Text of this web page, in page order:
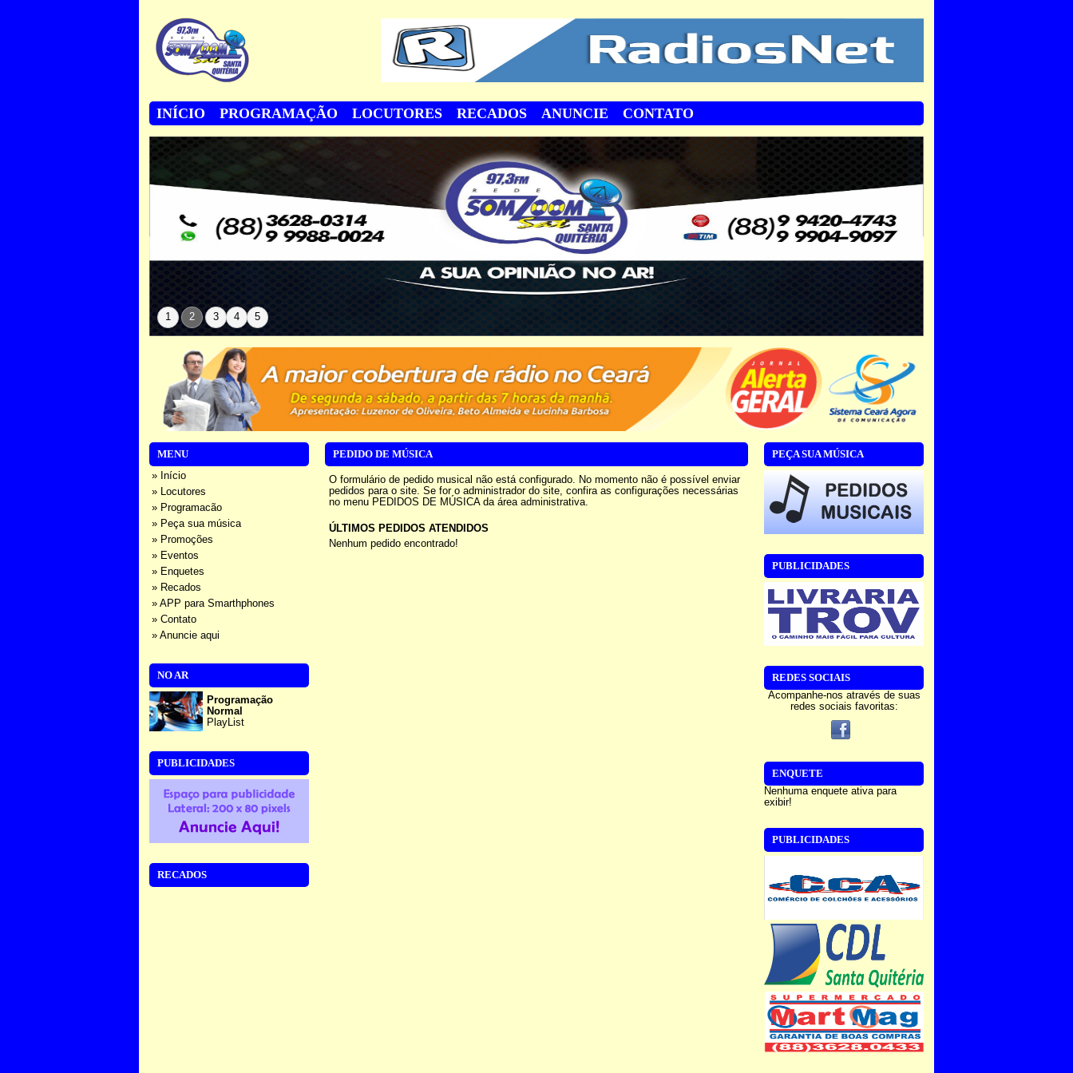
INÍCIO PROGRAMAÇÃO LOCUTORES RECADOS ANUNCIE CONTATO
1 2 3 4 5
MENU
» Início
» Locutores
» Programacão
» Peça sua música
» Promoções
» Eventos
» Enquetes
» Recados
» APP para Smarthphones
» Contato
» Anuncie aqui
NO AR
Programação
Normal
PlayList
PUBLICIDADES
RECADOS
PEDIDO DE MÚSICA
O formulário de pedido musical não está configurado. No momento não é possível enviar
pedidos para o site. Se for o administrador do site, confira as configurações necessárias
no menu PEDIDOS DE MÚSICA da área administrativa.
ÚLTIMOS PEDIDOS ATENDIDOS
Nenhum pedido encontrado!
PEÇA SUA MÚSICA
PUBLICIDADES
REDES SOCIAIS
Acompanhe-nos através de suas
redes sociais favoritas:
ENQUETE
Nenhuma enquete ativa para
exibir!
PUBLICIDADES